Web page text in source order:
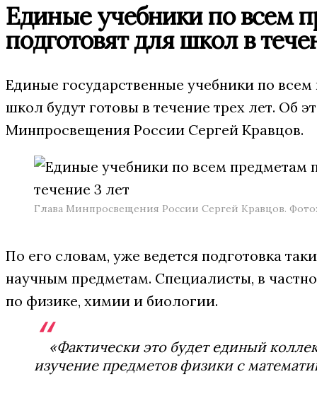
Единые учебники по всем
подготовят для школ в
Единые государственные учебники по
школ будут готовы в течение трех лет. Об
Минпросвещения России Сергей Кравцов.
Глава Минпросвещения России Сергей Кравцов.
По его словам, уже ведется подготовка
научным предметам. Специалисты, в
по физике, химии и биологии.
«Фактически это будет единый
изучение предметов физики с